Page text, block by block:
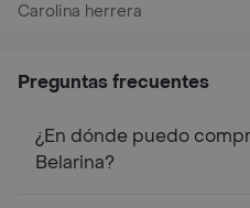
Carolina herrera
Preguntas frecuentes
¿En dónde puedo
Belarina?